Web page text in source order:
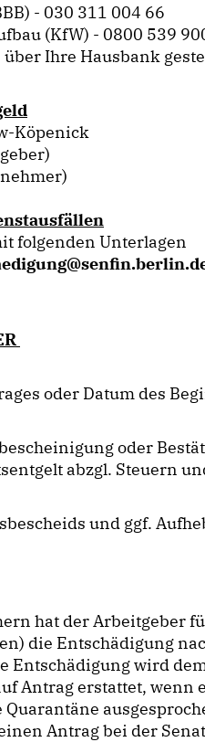
- 030 311 004 66
(KfW) - 0800 539
Ihre Hausbank
Köpenick
folgenden Unterlagen
oder Datum des
oder
abzgl. Steuern
und ggf.
hat der Arbeitgeber
die Entschädigung
Entschädigung wird
Antrag erstattet, wenn
Antrag bei der